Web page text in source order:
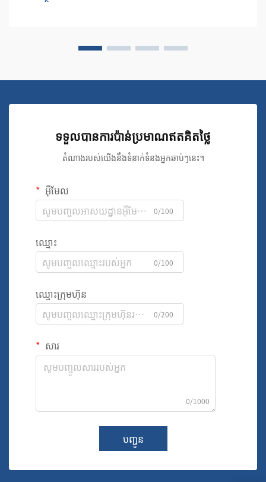
ទទួលបានការប៉ាន់ប្រមាណឥតគិតថ្លៃ
តំណាងរបស់យើងនឹងទំនាក់ទំនងអ្នកឆាប់ៗនេះ។
អ៊ីមែល
0/100
ឈ្មោះ
0/100
ឈ្មោះក្រុមហ៊ុន
0/200
សារ
0/1000
បញ្ជូន